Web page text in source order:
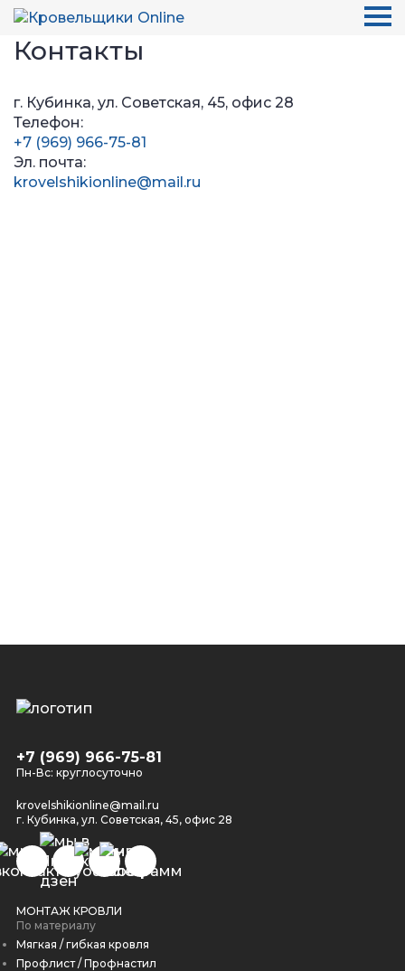
Контакты
г. Кубинка, ул. Советская, 45, офис 28
Телефон:
+7 (969) 966-75-81
Эл. почта:
krovelshikionline@mail.ru
+7 (969) 966-75-81
Пн-Вс: круглосуточно
krovelshikionline@mail.ru
г. Кубинка, ул. Советская, 45, офис 28
МОНТАЖ КРОВЛИ
По материалу
Мягкая / гибкая кровля
Профлист / Профнастил